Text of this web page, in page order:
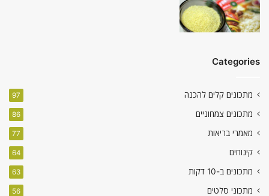
Categories
מתכונים קלים להכנה 97
מתכונים צמחוניים 86
מאמרי בריאות 77
קינוחים 64
מתכונים ב-10 דקות 63
מתכוני סלטים 56